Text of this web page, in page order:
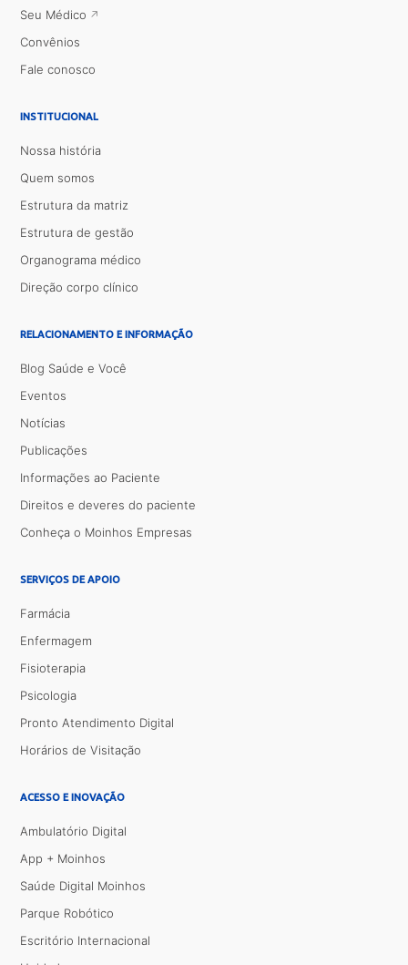
Seu Médico
Convênios
Fale conosco
INSTITUCIONAL
Nossa história
Quem somos
Estrutura da matriz
Estrutura de gestão
Organograma médico
Direção corpo clínico
RELACIONAMENTO E INFORMAÇÃO
Blog Saúde e Você
Eventos
Notícias
Publicações
Informações ao Paciente
Direitos e deveres do paciente
Conheça o Moinhos Empresas
SERVIÇOS DE APOIO
Farmácia
Enfermagem
Fisioterapia
Psicologia
Pronto Atendimento Digital
Horários de Visitação
ACESSO E INOVAÇÃO
Ambulatório Digital
App + Moinhos
Saúde Digital Moinhos
Parque Robótico
Escritório Internacional